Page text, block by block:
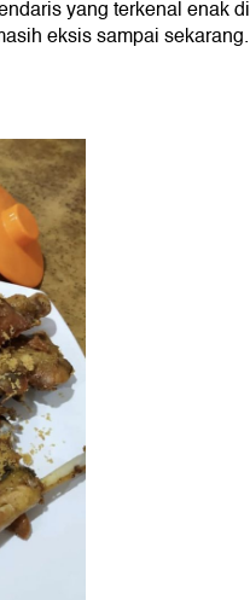
yang terkenal enak di
eksis sampai sekarang.